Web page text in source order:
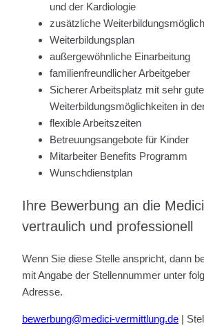
und der Kardiologie
zusätzliche
Weiterbildungsplan
außergewöhnliche Einarbeitung
familienfreundlicher Arbeitgeber
Sicherer Arbeitsplatz mit sehr
Weiterbildungsmöglichkeiten in
flexible Arbeitszeiten
Betreuungsangebote für Kinder
Mitarbeiter Benefits Programm
Wunschdienstplan
Ihre Bewerbung an die
vertraulich und professionell
Wenn Sie diese Stelle anspricht, dann
mit Angabe der Stellennummer unter
Adresse.
bewerbung@medici-vermittlung.de |